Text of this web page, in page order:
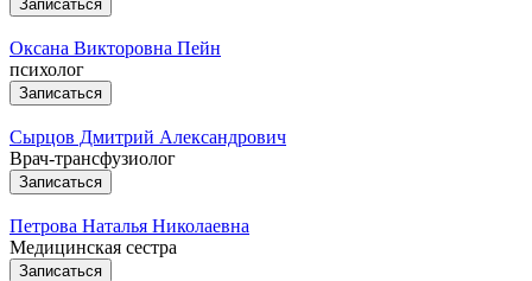
Записаться
Оксана Викторовна Пейн
психолог
Записаться
Сырцов Дмитрий Александрович
Врач-трансфузиолог
Записаться
Петрова Наталья Николаевна
Медицинская сестра
Записаться